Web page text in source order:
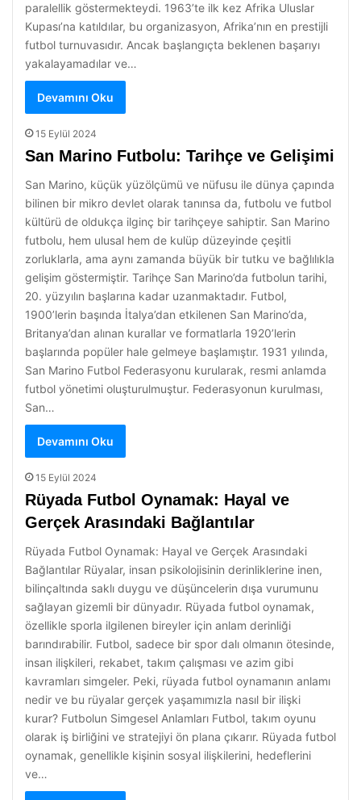
paralellik göstermekteydi. 1963’te ilk kez Afrika Uluslar
Kupası’na katıldılar, bu organizasyon, Afrika’nın en prestijli
futbol turnuvasıdır. Ancak başlangıçta beklenen başarıyı
yakalayamadılar ve…
Devamını Oku
15 Eylül 2024
San Marino Futbolu: Tarihçe ve Gelişimi
San Marino, küçük yüzölçümü ve nüfusu ile dünya çapında
bilinen bir mikro devlet olarak tanınsa da, futbolu ve futbol
kültürü de oldukça ilginç bir tarihçeye sahiptir. San Marino
futbolu, hem ulusal hem de kulüp düzeyinde çeşitli
zorluklarla, ama aynı zamanda büyük bir tutku ve bağlılıkla
gelişim göstermiştir. Tarihçe San Marino’da futbolun tarihi,
20. yüzyılın başlarına kadar uzanmaktadır. Futbol,
1900’lerin başında İtalya’dan etkilenen San Marino’da,
Britanya’dan alınan kurallar ve formatlarla 1920’lerin
başlarında popüler hale gelmeye başlamıştır. 1931 yılında,
San Marino Futbol Federasyonu kurularak, resmi anlamda
futbol yönetimi oluşturulmuştur. Federasyonun kurulması,
San…
Devamını Oku
15 Eylül 2024
Rüyada Futbol Oynamak: Hayal ve
Gerçek Arasındaki Bağlantılar
Rüyada Futbol Oynamak: Hayal ve Gerçek Arasındaki
Bağlantılar Rüyalar, insan psikolojisinin derinliklerine inen,
bilinçaltında saklı duygu ve düşüncelerin dışa vurumunu
sağlayan gizemli bir dünyadır. Rüyada futbol oynamak,
özellikle sporla ilgilenen bireyler için anlam derinliği
barındırabilir. Futbol, sadece bir spor dalı olmanın ötesinde,
insan ilişkileri, rekabet, takım çalışması ve azim gibi
kavramları simgeler. Peki, rüyada futbol oynamanın anlamı
nedir ve bu rüyalar gerçek yaşamımızla nasıl bir ilişki
kurar? Futbolun Simgesel Anlamları Futbol, takım oyunu
olarak iş birliğini ve stratejiyi ön plana çıkarır. Rüyada futbol
oynamak, genellikle kişinin sosyal ilişkilerini, hedeflerini
ve…